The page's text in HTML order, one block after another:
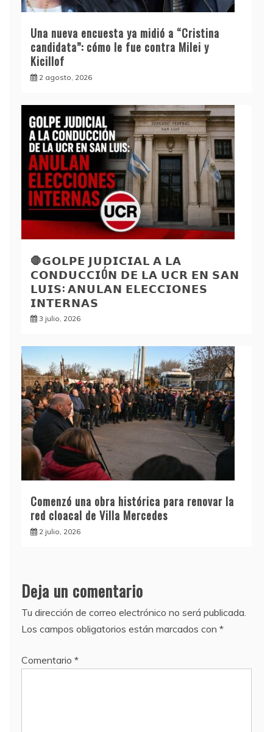
Una nueva encuesta ya midió a “Cristina
candidata”: cómo le fue contra Milei y
Kicillof
2 agosto, 2026
🛑𝗚𝗢𝗟𝗣𝗘 𝗝𝗨𝗗𝗜𝗖𝗜𝗔𝗟 𝗔 𝗟𝗔
𝗖𝗢𝗡𝗗𝗨𝗖𝗖𝗜Ó𝗡 𝗗𝗘 𝗟𝗔 𝗨𝗖𝗥 𝗘𝗡 𝗦𝗔𝗡
𝗟𝗨𝗜𝗦: 𝗔𝗡𝗨𝗟𝗔𝗡 𝗘𝗟𝗘𝗖𝗖𝗜𝗢𝗡𝗘𝗦
𝗜𝗡𝗧𝗘𝗥𝗡𝗔𝗦
3 julio, 2026
Comenzó una obra histórica para renovar la
red cloacal de Villa Mercedes
2 julio, 2026
Deja un comentario
Tu dirección de correo electrónico no será publicada.
Los campos obligatorios están marcados con *
Comentario *